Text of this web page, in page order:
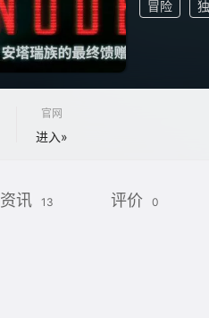
冒险
官网
进入»
资讯 13 评价 0